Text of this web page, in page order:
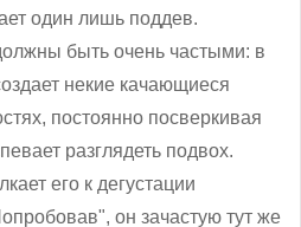
один лишь поддев.
быть очень частыми: в
некие качающиеся
постоянно посверкивая
разглядеть подвох.
его к дегустации
он зачастую тут же